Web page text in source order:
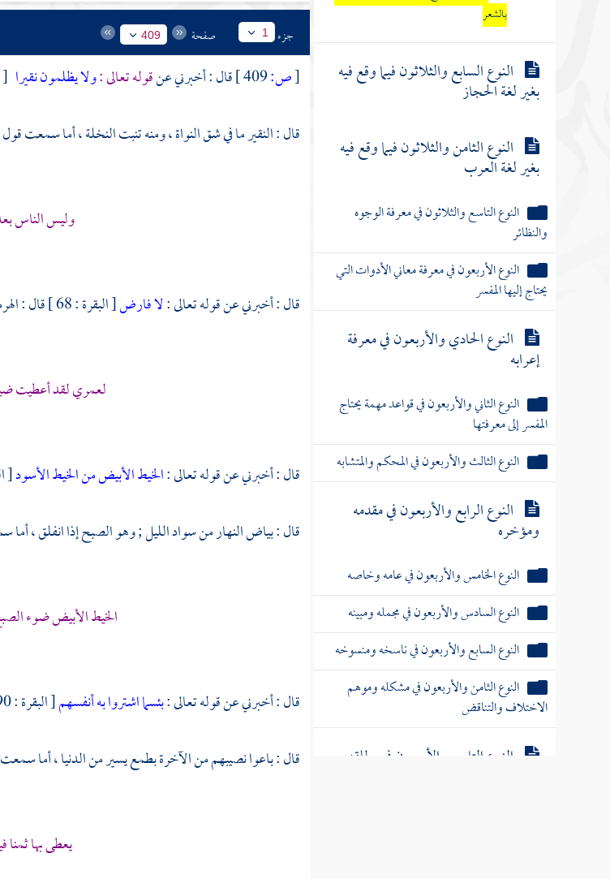
بالشعر
النوع السابع والثلاثون فيما وقع فيه
بغير لغة الحجاز
النوع الثامن والثلاثون فيما وقع فيه
بغير لغة العرب
النوع التاسع والثلاثون في معرفة الوجوه
والنظائر
النوع الأربعون في معرفة معاني الأدوات التي
يحتاج إليها المفسر
النوع الحادي والأربعون في معرفة
إعرابه
النوع الثاني والأربعون في قواعد مهمة يحتاج
المفسر إلى معرفتها
النوع الثالث والأربعون في المحكم والمتشابه
النوع الرابع والأربعون في مقدمه
ومؤخره
النوع الخامس والأربعون في عامه وخاصه
النوع السادس والأربعون في مجمله ومبينه
النوع السابع والأربعون في ناسخه ومنسوخه
النوع الثامن والأربعون في مشكله وموهم
الاختلاف والتناقض
النوع التاسع والأربعون في مطلقه
جزء 1 صفحة 409
[ص: قال : أخبرني عنقوله تعالى :ولا يظلمون نقيرا [
قال : النقير ما في شق النواة ، ومنه تنبت النخلة ، أما سمعت
وليس الناس
قال : أخبرني عن قوله تعالى :لا فارض[ البقرة : 68 ] قال : الهرمة ، أما سمعت قول الشاعر :
لعمري لقد أعطيت
قال : أخبرني عن قوله تعالى :الخيط الأبيض من الخيط الأسود[
قال : بياض النهار من سواد الليل ; وهو الصبح إذا انفلق ،
الخيط الأبيض ضوء
قال : أخبرني عن قوله تعالى :بئسما اشتروا به أنفسهم[ البقرة : 90 ] ؟ .
قال : باعوا نصيبهم من الآخرة بطمع يسير من الدنيا ، أما
يعطى بها